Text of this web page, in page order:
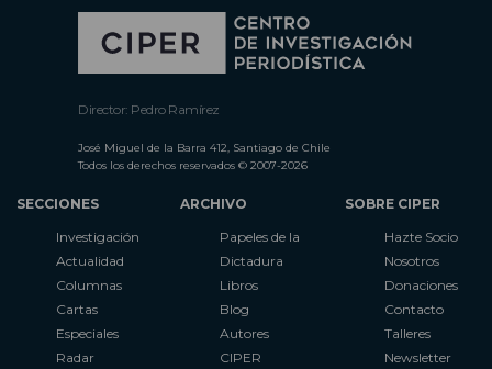
Director: Pedro Ramírez
José Miguel de la Barra 412, Santiago de Chile
Todos los derechos reservados © 2007-2026
SECCIONES
Investigación
Actualidad
Columnas
Cartas
Especiales
Radar
ARCHIVO
Papeles de la
Dictadura
Libros
Blog
Autores
CIPER
SOBRE CIPER
Hazte Socio
Nosotros
Donaciones
Contacto
Talleres
Newsletter